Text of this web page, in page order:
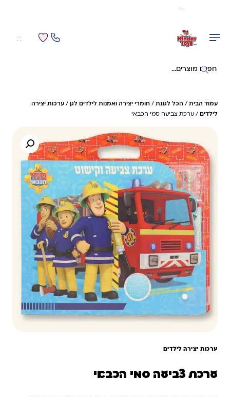
חיפוש באתר
עמוד הבית / הכל לגננת / חומרי יצירה ואמנות לילדים לגן / ערכות יצירה
לילדים / ערכת צביעה סמי הכבאי
ערכות יצירה לילדים
ערכת צביעה סמי הכבאי